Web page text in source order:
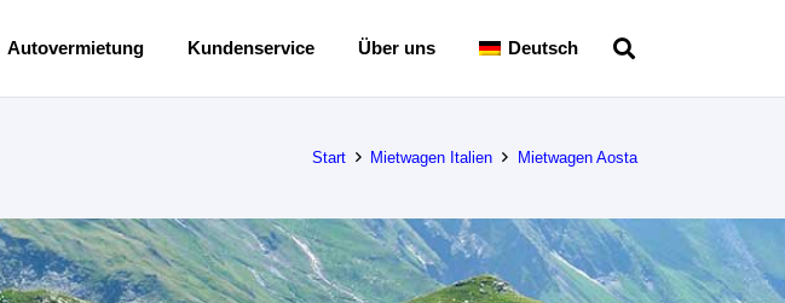
Autovermietung Kundenservice Über uns Deutsch
Start Mietwagen Italien Mietwagen Aosta